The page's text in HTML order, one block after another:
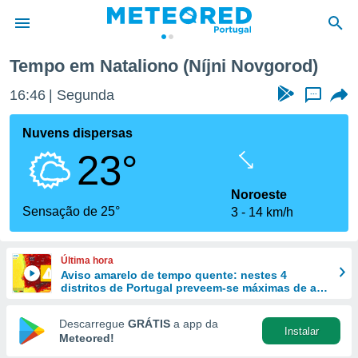
da
foi
fornecidas
a este
das
e
forma
digital
Tempo em Nataliono (Níjni Novgorod)
16:46 Segunda ...
Nuvens dispersas
23°
Sensação de 25°
Noroeste
3
14 km/h
Última hora
Aviso amarelo de tempo quente: nestes 4
distritos de Portugal preveem-se máximas de até
Descarregue GRÁTIS a app da
Meteored!
Instalar